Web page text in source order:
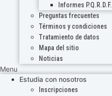
Informes P.Q.R.D.F.
Preguntas frecuentes
Términos y condiciones
Tratamiento de datos
Mapa del sitio
Noticias
Menu
Estudia con nosotros
Inscripciones